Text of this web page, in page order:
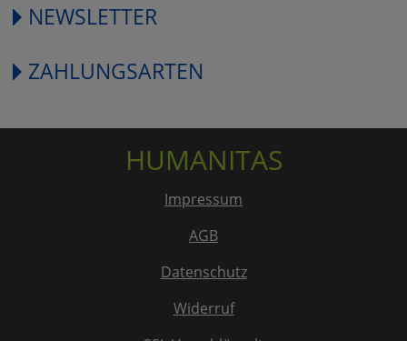
NEWSLETTER
ZAHLUNGSARTEN
HUMANITAS
Impressum
AGB
Datenschutz
Widerruf